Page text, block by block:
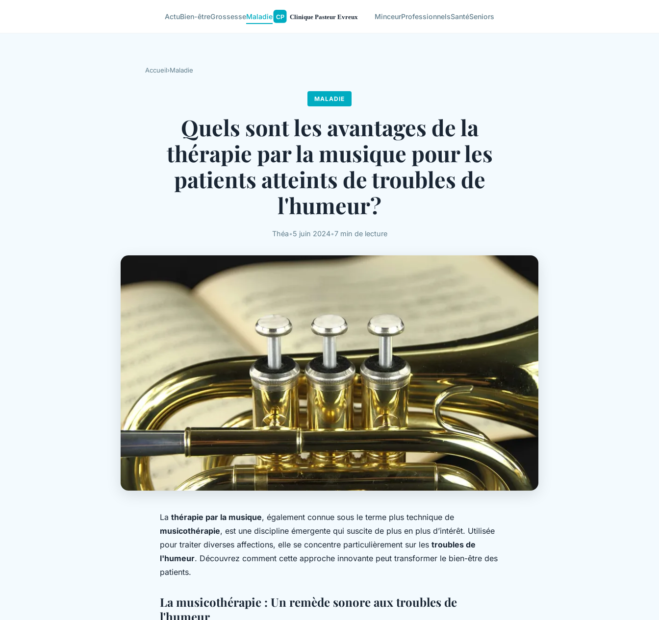
ActuBien-êtreGrossesseMaladie MinceurProfessionnelsSantéSeniors
Accueil›Maladie
MALADIE
Quels sont les avantages de la
thérapie par la musique pour les
patients atteints de troubles de
l'humeur?
Théa•5 juin 2024•7 min de lecture
La thérapie par la musique, également connue sous le terme plus technique de
musicothérapie, est une discipline émergente qui suscite de plus en plus d’intérêt. Utilisée
pour traiter diverses affections, elle se concentre particulièrement sur les troubles de
l'humeur. Découvrez comment cette approche innovante peut transformer le bien-être des
patients.
La musicothérapie : Un remède sonore aux troubles de
l'humeur